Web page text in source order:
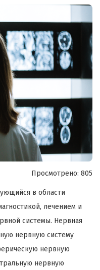
Просмотрено: 805
в области
лечением и
системы. Нервная
нервную систему
нервную
нервную
персональных данных